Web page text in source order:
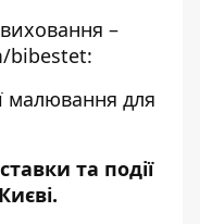
–
bibestet:
малювання для
та події
.